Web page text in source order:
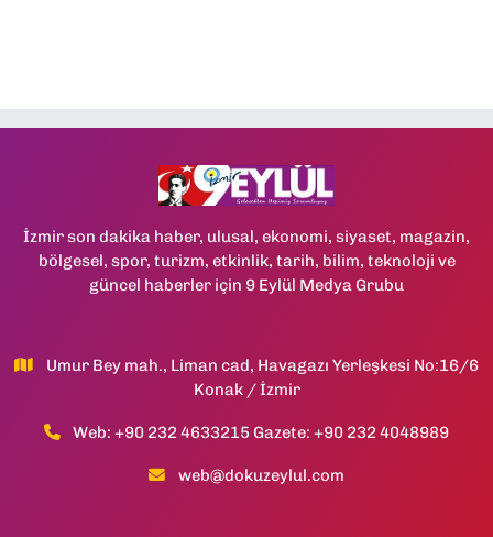
İzmir son dakika haber, ulusal, ekonomi, siyaset, magazin,
bölgesel, spor, turizm, etkinlik, tarih, bilim, teknoloji ve
güncel haberler için 9 Eylül Medya Grubu
Umur Bey mah., Liman cad, Havagazı Yerleşkesi No:16/6
Konak / İzmir
Web: +90 232 4633215 Gazete: +90 232 4048989
web@dokuzeylul.com